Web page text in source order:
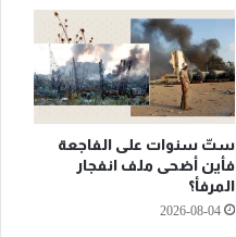
ستّ سنوات على الفاجعة
فأين أضحى ملف انفجار
المرفأ؟
2026-08-04